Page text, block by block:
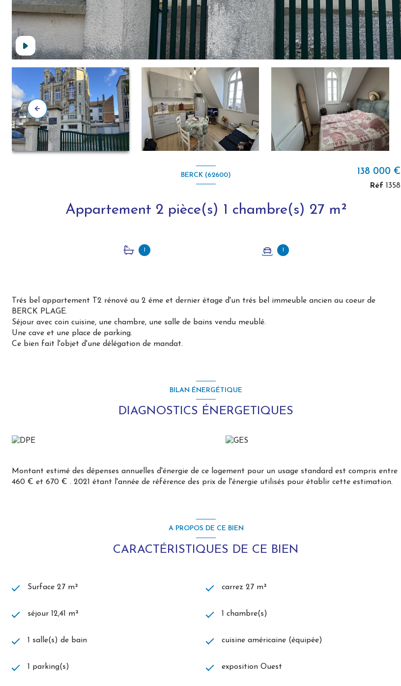
BERCK (62600)
Appartement 2 pièce(s) 1 chambre(s) 27 m²
1 1
138 000 €
Réf 1358
Trés bel appartement T2 rénové au 2 éme et dernier étage d'un trés bel immeuble ancien au coeur de
BERCK PLAGE.
Séjour avec coin cuisine, une chambre, une salle de bains vendu meublé.
Une cave et une place de parking.
Ce bien fait l'objet d'une délégation de mandat.
BILAN ÉNERGÉTIQUE
DIAGNOSTICS ÉNERGETIQUES
Montant estimé des dépenses annuelles d'énergie de ce logement pour un usage standard est compris entre
460 € et 670 € . 2021 étant l'année de référence des prix de l'énergie utilisés pour établir cette estimation.
A PROPOS DE CE BIEN
CARACTÉRISTIQUES DE CE BIEN
Surface 27 m² carrez 27 m²
séjour 12,41 m² 1 chambre(s)
1 salle(s) de bain cuisine américaine (équipée)
1 parking(s) exposition Ouest